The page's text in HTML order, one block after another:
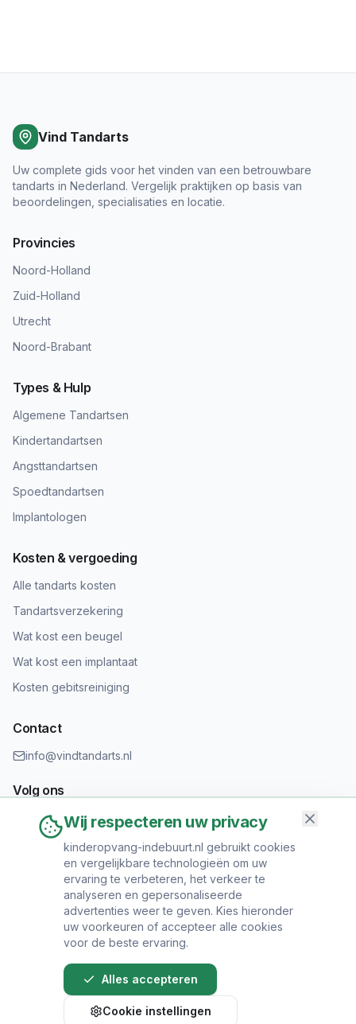
Vind Tandarts
Uw complete gids voor het vinden van een betrouwbare
tandarts in Nederland. Vergelijk praktijken op basis van
beoordelingen, specialisaties en locatie.
Provincies
Noord-Holland
Zuid-Holland
Utrecht
Noord-Brabant
Types & Hulp
Algemene Tandartsen
Kindertandartsen
Angsttandartsen
Spoedtandartsen
Implantologen
Kosten & vergoeding
Alle tandarts kosten
Tandartsverzekering
Wat kost een beugel
Wat kost een implantaat
Kosten gebitsreiniging
Contact
info@vindtandarts.nl
Volg ons
Informatie toevoegen?
Heeft u een tandartspraktijk? Neem contact op om uw praktijk
toe te voegen.
© 2024 Vind Tandarts. Alle rechten voorbehouden.
Over Ons
• Privacy Policy
Wij respecteren uw privacy
kinderopvang-indebuurt.nl gebruikt cookies
en vergelijkbare technologieën om uw
ervaring te verbeteren, het verkeer te
analyseren en gepersonaliseerde
advertenties weer te geven. Kies hieronder
uw voorkeuren of accepteer alle cookies
voor de beste ervaring.
Alles accepteren
Cookie instellingen